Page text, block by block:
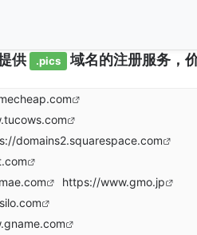
供 .pics 域名的注册服务，
domains2.squarespace.com
https://www.gmo.jp